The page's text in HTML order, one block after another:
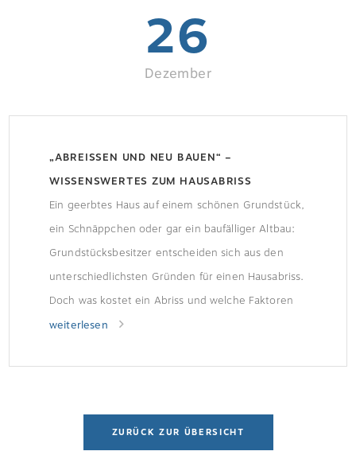
26
Dezember
„ABREISSEN UND NEU BAUEN“ – W
ISSENSWERTES ZUM HAUSABRISS
Ein geerbtes Haus auf einem schönen Grundstück,
ein Schnäppchen oder gar ein baufälliger Altbau:
Grundstücksbesitzer entscheiden sich aus den
unterschiedlichsten Gründen für einen Hausabriss.
Doch was kostet ein Abriss und welche Faktoren
spielen eine Rolle? Größe: Die Gebäudegröße
wichtige Rolle. Erreichbarkeit: Ist das Grundstück
weiterlesen
ZURÜCK ZUR ÜBERSICHT